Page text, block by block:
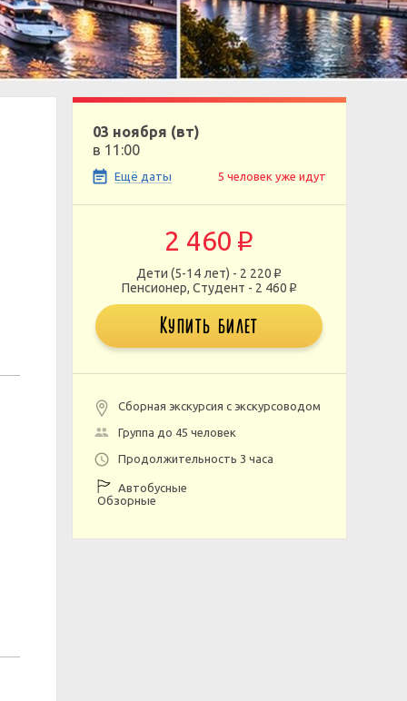
03 ноября (вт)
в 11:00
Ещё даты 5 человек уже идут
2 460 p
Дети (5-14 лет) - 2 220 p
Пенсионер, Студент - 2 460 p
Купить билет
Сборная экскурсия с экскурсоводом
Группа до 45 человек
Продолжительность 3 часа
Автобусные
Обзорные